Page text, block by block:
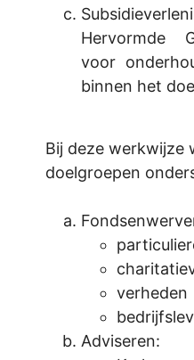
Hervormde
voor
binnen het
Bij deze werkwijze
doelgroepen
verheden
Adviseren: